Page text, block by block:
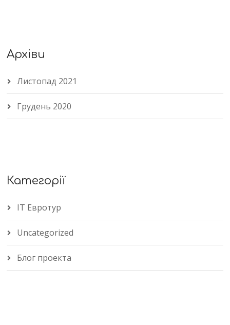
Архіви
Листопад 2021
Грудень 2020
Категорії
IT Евротур
Uncategorized
Блог проекта